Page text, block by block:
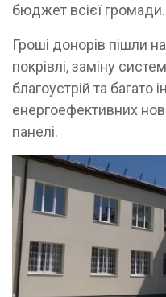
бюджет всієї громади.
Гроші донорів пішли
покрівлі, заміну
благоустрій та багато
енергоефективних
панелі.